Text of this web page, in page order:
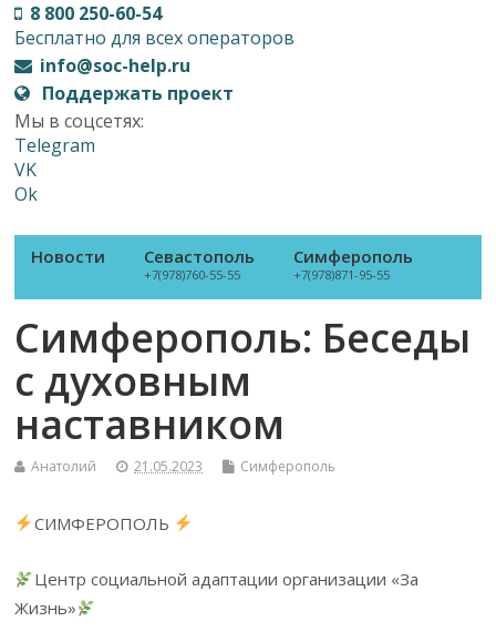
8 800 250-60-54
Бесплатно для всех операторов
info@soc-help.ru
Поддержать проект
Мы в соцсетях:
Telegram
VK
Ok
Новости Севастополь
+7(978)760-55-55
Симферополь
+7(978)871-95-55
Симферополь: Беседы
с духовным
наставником
Анатолий 21.05.2023 Симферополь
СИМФЕРОПОЛЬ
Центр социальной адаптации организации «За
Жизнь»